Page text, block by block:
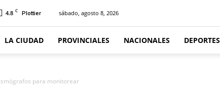
4.8 C Plottier sábado, agosto 8, 2026
LA CIUDAD PROVINCIALES NACIONALES DEPORTES
para monitorear